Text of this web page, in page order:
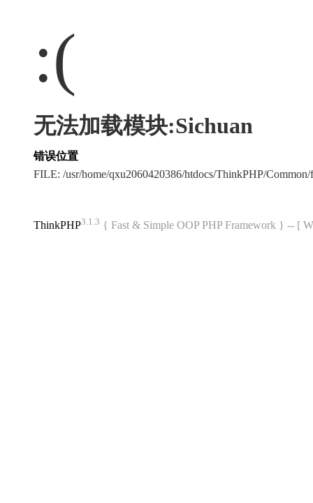
:(
无法加载模块:Sichuan
错误位置
FILE: /usr/home/qxu2060420386/htdocs/ThinkPHP/
ThinkPHP3.1.3 { Fast & Simple OOP PHP Framework } -- [